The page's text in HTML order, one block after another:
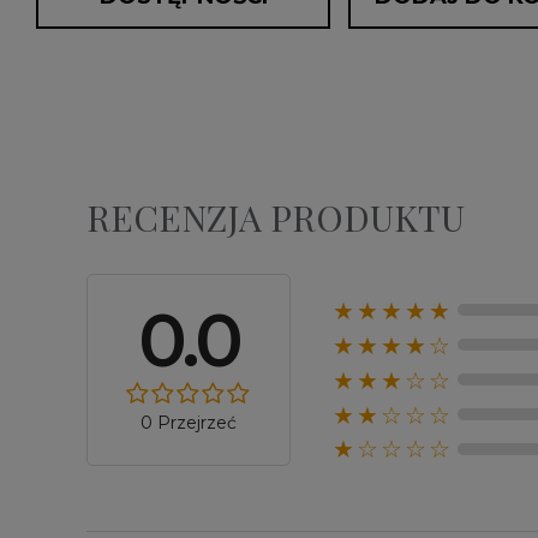
RECENZJA PRODUKTU
0.0
0 Przejrzeć
★★★★★
★★★★☆
★★★☆☆
★★☆☆☆
★☆☆☆☆